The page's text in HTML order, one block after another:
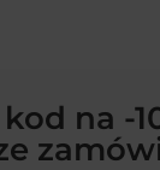
na -